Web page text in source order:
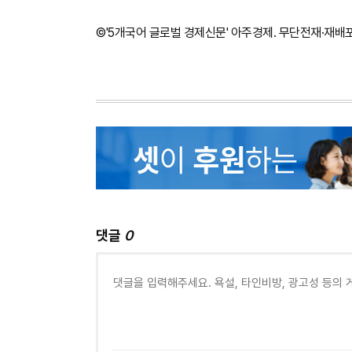
©'5개국어 글로벌 경제신문' 아주경제. 무단전재·재배
댓글 0